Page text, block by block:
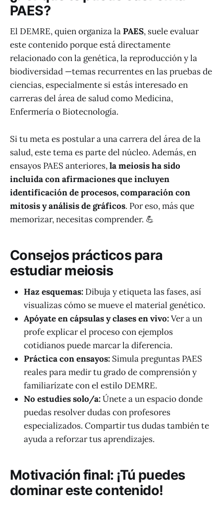
PAES?
El DEMRE, quien organiza laPAES, suele evaluar
este contenido porque está directamente
relacionado con la genética, la reproducción y la
biodiversidad —temas recurrentes en las pruebas de
ciencias, especialmente si estás interesado en
carreras del área de salud como Medicina,
Enfermería o Biotecnología.
Si tu meta es postular a una carrera del área de la
salud, este tema es parte del núcleo. Además, en
ensayos PAES anteriores,la meiosis ha sido
incluida con afirmaciones que incluyen
identificación de procesos, comparación con
mitosis y análisis de gráficos. Por eso, más que
memorizar, necesitas comprender. 💪
Consejos prácticos para
estudiar meiosis
Haz esquemas: Dibuja y etiqueta las fases, así
visualizas cómo se mueve el material genético.
Apóyate en cápsulas y clases en vivo:Ver a un
profe explicar el proceso con ejemplos
cotidianos puede marcar la diferencia.
Práctica con ensayos: Simula preguntas PAES
reales para medir tu grado de comprensión y
familiarízate con el estilo DEMRE.
No estudies solo/a:Únete a un espacio donde
puedas resolver dudas con profesores
especializados. Compartir tus dudas también te
ayuda a reforzar tus aprendizajes.
Motivación final: ¡Tú puedes
dominar este contenido!